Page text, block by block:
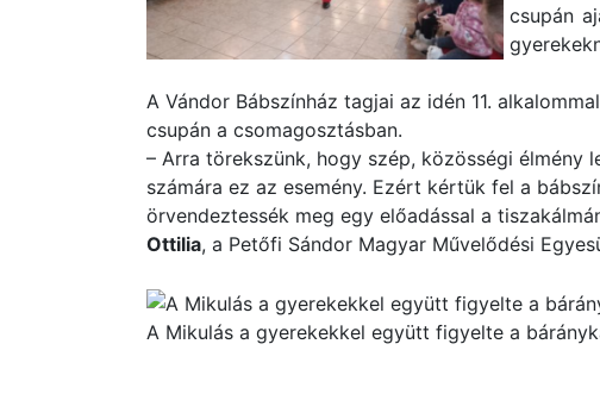
csupán
A Vándor Bábszínház tagjai az idén 11.
csupán a csomagosztásban.
– Arra törekszünk, hogy szép, közösségi élmény
számára ez az esemény. Ezért kértük fel a
örvendeztessék meg egy előadással a
Ottilia, a Petőfi Sándor Magyar Művelődési
A Mikulás a gyerekekkel együtt figyelte a